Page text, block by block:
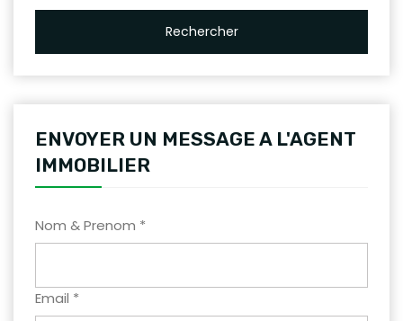
Rechercher
ENVOYER UN MESSAGE A L'AGENT
IMMOBILIER
Nom & Prenom *
Email *